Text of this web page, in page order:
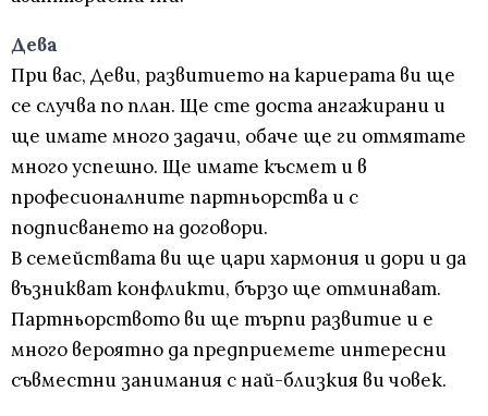
Дева
При вас, Деви, развитието на кариерата ви ще
се случва по план. Ще сте доста ангажирани и
ще имате много задачи, обаче ще ги отмятате
много успешно. Ще имате късмет и в
професионалните партньорства и с
подписването на договори.
В семействата ви ще цари хармония и дори и да
възникват конфликти, бързо ще отминават.
Партньорството ви ще търпи развитие и е
много вероятно да предприемете интересни
съвместни занимания с най-близкия ви човек.